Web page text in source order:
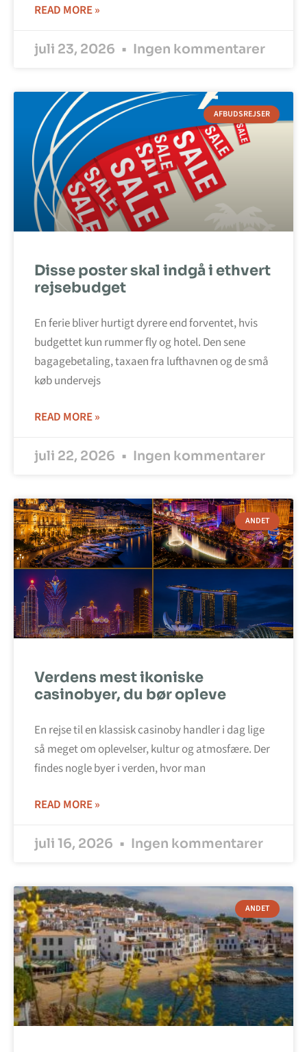
READ MORE »
juli 23, 2026 Ingen kommentarer
AFBUDSREJSER
Disse poster skal indgå i ethvert
rejsebudget
En ferie bliver hurtigt dyrere end forventet, hvis
budgettet kun rummer fly og hotel. Den sene
bagagebetaling, taxaen fra lufthavnen og de små
køb undervejs
READ MORE »
juli 22, 2026 Ingen kommentarer
ANDET
Verdens mest ikoniske
casinobyer, du bør opleve
En rejse til en klassisk casinoby handler i dag lige
så meget om oplevelser, kultur og atmosfære. Der
findes nogle byer i verden, hvor man
READ MORE »
juli 16, 2026 Ingen kommentarer
ANDET